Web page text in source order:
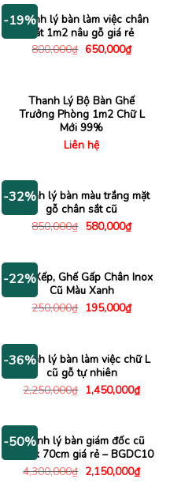
-19%
Thanh lý bàn làm việc chân
sắt 1m2 nâu gỗ giá rẻ
800,000₫ Giá
650,000₫Giá
hiện
Thanh Lý Bộ Bàn Ghế
Trưởng Phòng 1m2 Chữ L
Mới 99%
Liên hệ
-32%
Thanh lý bàn màu trắng mặt
gỗ chân sắt cũ
850,000₫ Giá
580,000₫Giá
hiện
-22%
Ghế Xếp, Ghế Gấp Chân Inox
Cũ Màu Xanh
250,000₫ Giá
195,000₫Giá
hiện
-36%
Thanh lý bàn làm việc chữ L
cũ gỗ tự nhiên
2,250,000₫ Giá
gốc
1,450,000₫Giá
hiện
-50%
Thanh lý bàn giám đốc cũ
1m4 x 70cm giá rẻ – BGDC10
4,300,000₫ Giá
gốc
2,150,000₫Giá
hiện